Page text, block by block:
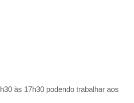
às 17h30 podendo trabalhar aos